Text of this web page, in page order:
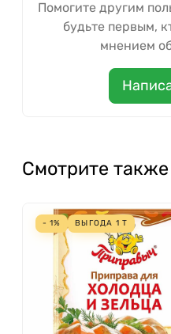
Помогите другим
будьте первым,
мнением
Смотрите также
- 1% ВЫГОДА 1 Т